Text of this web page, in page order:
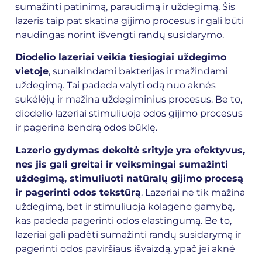
sumažinti patinimą, paraudimą ir uždegimą. Šis
lazeris taip pat skatina gijimo procesus ir gali būti
naudingas norint išvengti randų susidarymo.
Diodelio lazeriai veikia tiesiogiai uždegimo
vietoje, sunaikindami bakterijas ir mažindami
uždegimą. Tai padeda valyti odą nuo aknės
sukėlėjų ir mažina uždegiminius procesus. Be to,
diodelio lazeriai stimuliuoja odos gijimo procesus
ir pagerina bendrą odos būklę.
Lazerio gydymas dekoltė srityje yra efektyvus,
nes jis gali greitai ir veiksmingai sumažinti
uždegimą, stimuliuoti natūralų gijimo procesą
ir pagerinti odos tekstūrą. Lazeriai ne tik mažina
uždegimą, bet ir stimuliuoja kolageno gamybą,
kas padeda pagerinti odos elastingumą. Be to,
lazeriai gali padėti sumažinti randų susidarymą ir
pagerinti odos paviršiaus išvaizdą, ypač jei aknė